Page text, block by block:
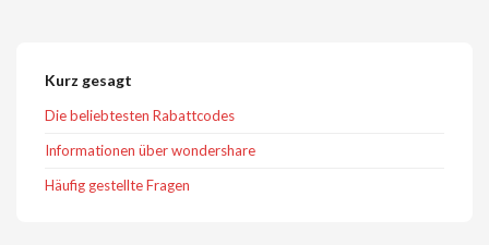
Kurz gesagt
Die beliebtesten Rabattcodes
Informationen über wondershare
Häufig gestellte Fragen